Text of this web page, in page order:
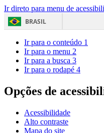
Ir direto para menu de
BRASIL
Ir para o conteúdo 1
Ir para o menu 2
Ir para a busca 3
Ir para o rodapé 4
Opções de
Acessibilidade
Alto contraste
Mapa do site